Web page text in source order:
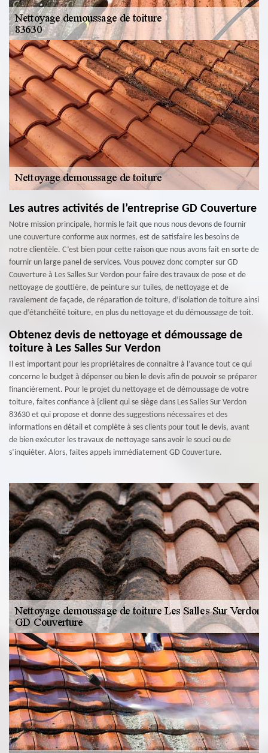
Les autres activités de l’entreprise GD Couverture
Notre mission principale, hormis le fait que nous nous devons de fournir
une couverture conforme aux normes, est de satisfaire les besoins de
notre clientèle. C’est bien pour cette raison que nous avons fait en sorte de
fournir un large panel de services. Vous pouvez donc compter sur GD
Couverture à Les Salles Sur Verdon pour faire des travaux de pose et de
nettoyage de gouttière, de peinture sur tuiles, de nettoyage et de
ravalement de façade, de réparation de toiture, d’isolation de toiture ainsi
que d’étanchéité toiture, en plus du nettoyage et du démoussage de toit.
Obtenez devis de nettoyage et démoussage de
toiture à Les Salles Sur Verdon
Il est important pour les propriétaires de connaitre à l’avance tout ce qui
concerne le budget à dépenser ou bien le devis afin de pouvoir se préparer
financièrement. Pour le projet du nettoyage et de démoussage de votre
toiture, faites confiance à {client qui se siège dans Les Salles Sur Verdon
83630 et qui propose et donne des suggestions nécessaires et des
informations en détail et complète à ses clients pour tout le devis, avant
de bien exécuter les travaux de nettoyage sans avoir le souci ou de
s’inquiéter. Alors, faites appels immédiatement GD Couverture.